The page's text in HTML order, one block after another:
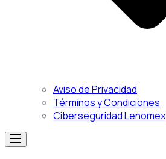
Aviso de Privacidad
Términos y Condiciones
Ciberseguridad Lenomex